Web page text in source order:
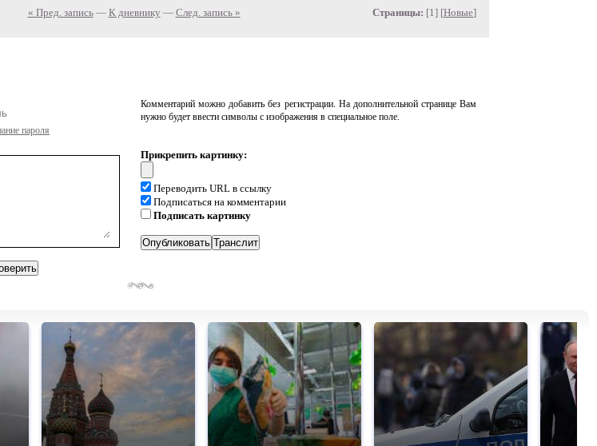
« Пред. запись— К дневнику — След. запись » Страницы: [1] [Новые]
пароля
Комментарий можно добавить без регистрации. На дополнительной странице Вам
нужно будет ввести символы с изображения в специальное поле.
Прикрепить картинку:
Переводить URL в ссылку
Подписаться на комментарии
Подписать картинку